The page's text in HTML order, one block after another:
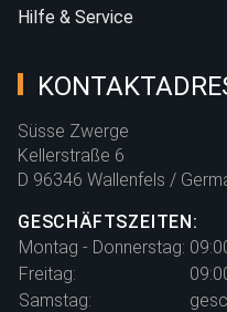
Hilfe & Service
Süsse Zwerge
Kellerstraße 6
D 96346 Wallenfels /
GESCHÄFTSZEITEN:
Montag - Donnerstag:
Freitag:
Samstag: